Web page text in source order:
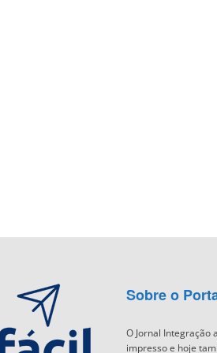
Sobre o
O Jornal Integração
impresso e hoje